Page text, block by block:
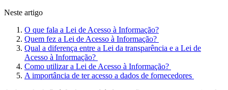
Neste artigo
O que fala a Lei de Acesso à Informação?
Quem fez a Lei de Acesso à Informação?
Qual a diferença entre a Lei da transparência e a Lei de
Acesso à Informação?
Como utilizar a Lei de Acesso à Informação?
A importância de ter acesso a dados de fornecedores